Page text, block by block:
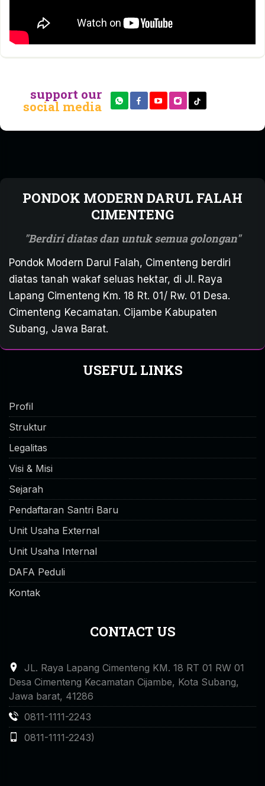
support our
social media
PONDOK MODERN DARUL FALAH
CIMENTENG
Berdiri diatas dan untuk semua golongan
Pondok Modern Darul Falah, Cimenteng berdiri
diatas tanah wakaf seluas hektar, di Jl. Raya
Lapang Cimenteng Km. 18 Rt. 01/ Rw. 01 Desa.
Cimenteng Kecamatan. Cijambe Kabupaten
Subang, Jawa Barat.
USEFUL LINKS
Profil
Struktur
Legalitas
Visi & Misi
Sejarah
Pendaftaran Santri Baru
Unit Usaha External
Unit Usaha Internal
DAFA Peduli
Kontak
CONTACT US
JL. Raya Lapang Cimenteng KM. 18 RT 01 RW 01
Desa Cimenteng Kecamatan Cijambe, Kota Subang,
Jawa barat, 41286
0811-1111-2243
0811-1111-2243)